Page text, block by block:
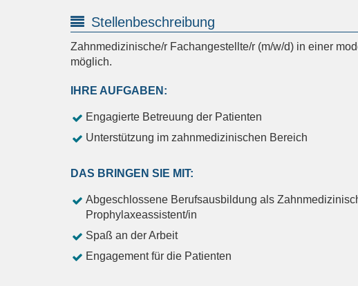
Stellenbeschreibung
Zahnmedizinische/r Fachangestellte/r (m/w/d) in einer
möglich.
IHRE AUFGABEN:
Engagierte Betreuung der Patienten
Unterstützung im zahnmedizinischen Bereich
DAS BRINGEN SIE MIT:
Abgeschlossene Berufsausbildung als
Prophylaxeassistent/in
Spaß an der Arbeit
Engagement für die Patienten